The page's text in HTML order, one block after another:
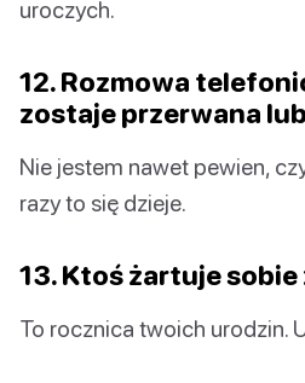
uroczych.
12. Rozmowa
zostaje przerwana
Nie jestem nawet pewien,
razy to się dzieje.
13. Ktoś żartuje sobie
To rocznica twoich urodzin.